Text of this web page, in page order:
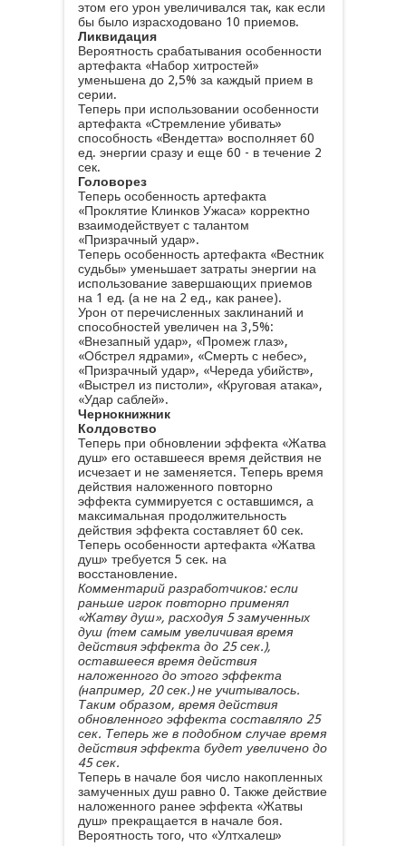
этом его урон увеличивался так, как если
бы было израсходовано 10 приемов.
Ликвидация
Вероятность срабатывания особенности
артефакта «Набор хитростей»
уменьшена до 2,5% за каждый прием в
серии.
Теперь при использовании особенности
артефакта «Стремление убивать»
способность «Вендетта» восполняет 60
ед. энергии сразу и еще 60 - в течение 2
сек.
Головорез
Теперь особенность артефакта
«Проклятие Клинков Ужаса» корректно
взаимодействует с талантом
«Призрачный удар».
Теперь особенность артефакта «Вестник
судьбы» уменьшает затраты энергии на
использование завершающих приемов
на 1 ед. (а не на 2 ед., как ранее).
Урон от перечисленных заклинаний и
способностей увеличен на 3,5%:
«Внезапный удар», «Промеж глаз»,
«Обстрел ядрами», «Смерть с небес»,
«Призрачный удар», «Череда убийств»,
«Выстрел из пистоли», «Круговая атака»,
«Удар саблей».
Чернокнижник
Колдовство
Теперь при обновлении эффекта «Жатва
душ» его оставшееся время действия не
исчезает и не заменяется. Теперь время
действия наложенного повторно
эффекта суммируется с оставшимся, а
максимальная продолжительность
действия эффекта составляет 60 сек.
Теперь особенности артефакта «Жатва
душ» требуется 5 сек. на
восстановление.
Комментарий разработчиков: если
раньше игрок повторно применял
«Жатву душ», расходуя 5 замученных
душ (тем самым увеличивая время
действия эффекта до 25 сек.),
оставшееся время действия
наложенного до этого эффекта
(например, 20 сек.) не учитывалось.
Таким образом, время действия
обновленного эффекта составляло 25
сек. Теперь же в подобном случае время
действия эффекта будет увеличено до
45 сек.
Теперь в начале боя число накопленных
замученных душ равно 0. Также действие
наложенного ранее эффекта «Жатвы
душ» прекращается в начале боя.
Вероятность того, что «Ултхалеш»